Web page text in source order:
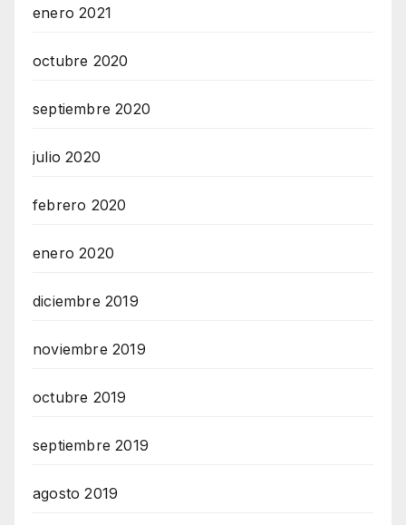
enero 2021
octubre 2020
septiembre 2020
julio 2020
febrero 2020
enero 2020
diciembre 2019
noviembre 2019
octubre 2019
septiembre 2019
agosto 2019